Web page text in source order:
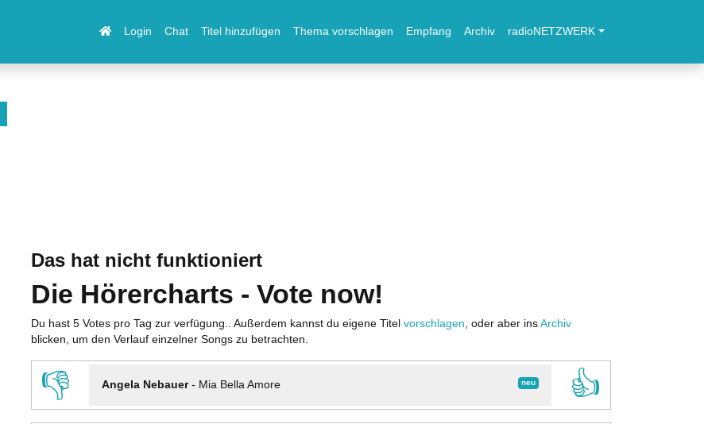
Login Chat Titel hinzufügen Thema vorschlagen Empfang Archiv radioNETZWERK
Das hat nicht funktioniert
Die Hörercharts - Vote now!
Du hast 5 Votes pro Tag zur verfügung.. Außerdem kannst du eigene Titel vorschlagen , oder aber ins Archiv
blicken, um den Verlauf einzelner Songs zu betrachten.
👎 neu
Angela Nebauer- Mia Bella Amore
👍